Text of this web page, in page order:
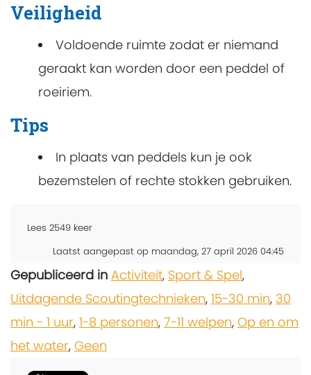
Veiligheid
Voldoende ruimte zodat er niemand
geraakt kan worden door een peddel of
roeiriem.
Tips
In plaats van peddels kun je ook
bezemstelen of rechte stokken gebruiken.
Lees 2549 keer
Laatst aangepast op maandag, 27 april 2026 04:45
Gepubliceerd in Activiteit, Sport & Spel,
Uitdagende Scoutingtechnieken, 15-30 min, 30
min - 1 uur, 1-8 personen, 7-11 welpen, Op en om
het water, Geen